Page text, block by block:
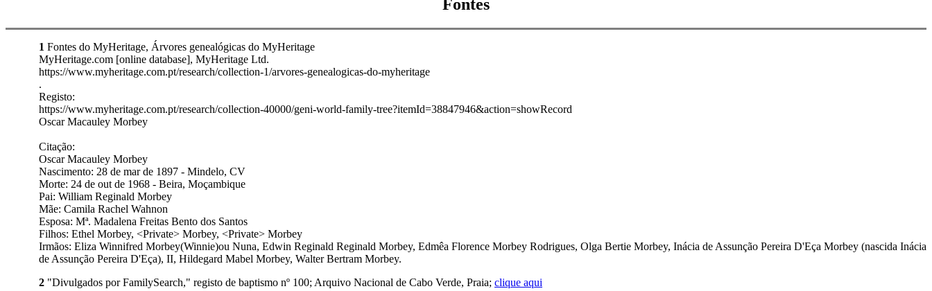
Fontes
1 Fontes do MyHeritage, Árvores genealógicas do MyHeritage
MyHeritage.com [online database], MyHeritage Ltd.
https://www.myheritage.com.pt/research/collection-1/arvores-genealogicas-do-myheritage
.
Registo:
https://www.myheritage.com.pt/research/collection-40000/geni-world-family-tree?itemId=38847946&action=showRecord
Oscar Macauley Morbey
Citação:
Oscar Macauley Morbey
Nascimento: 28 de mar de 1897 - Mindelo, CV
Morte: 24 de out de 1968 - Beira, Moçambique
Pai: William Reginald Morbey
Mãe: Camila Rachel Wahnon
Esposa: Mª. Madalena Freitas Bento dos Santos
Filhos: Ethel Morbey, <Private> Morbey, <Private> Morbey
Irmãos: Eliza Winnifred Morbey(Winnie)ou Nuna, Edwin Reginald Reginald Morbey, Edmêa Florence Morbey Rodrigues, Olga Bertie Morbey, Inácia de Assunção Pereira D'Eça Morbey (nascida Inácia
de Assunção Pereira D'Eça), II, Hildegard Mabel Morbey, Walter Bertram Morbey.
2 "Divulgados por FamilySearch," registo de baptismo nº 100; Arquivo Nacional de Cabo Verde, Praia; clique aqui